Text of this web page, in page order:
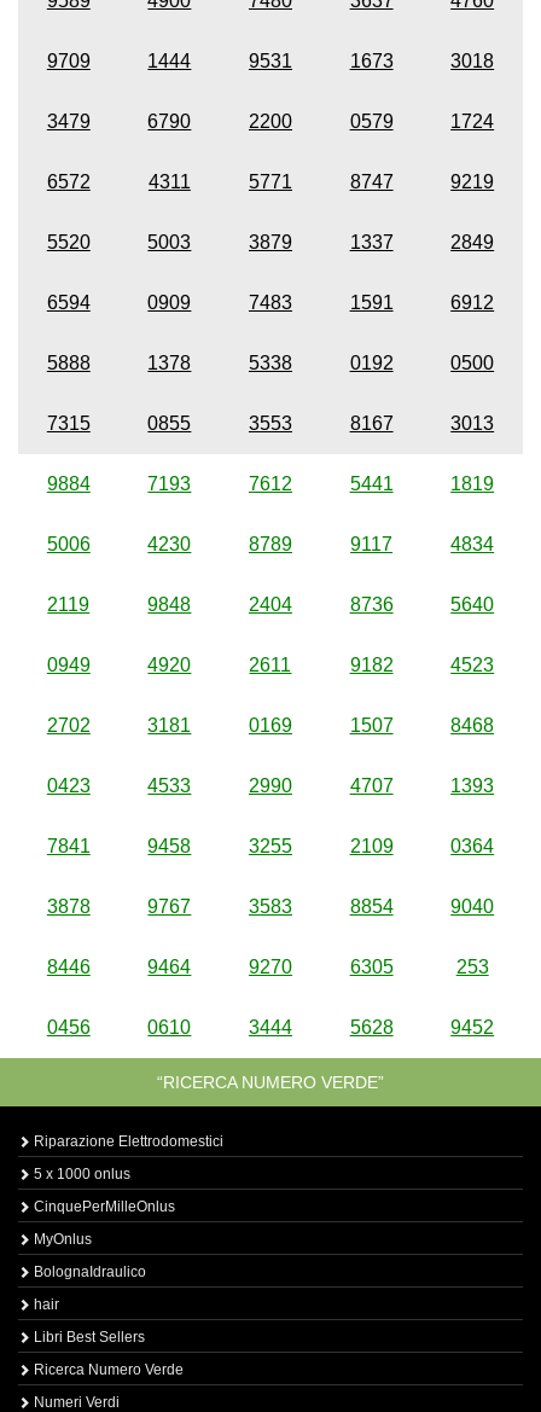
9709 1444 9531 1673 3018
3479 6790 2200 0579 1724
6572 4311 5771 8747 9219
5520 5003 3879 1337 2849
6594 0909 7483 1591 6912
5888 1378 5338 0192 0500
7315 0855 3553 8167 3013
9884 7193 7612 5441 1819
5006 4230 8789 9117 4834
2119 9848 2404 8736 5640
0949 4920 2611 9182 4523
2702 3181 0169 1507 8468
0423 4533 2990 4707 1393
7841 9458 3255 2109 0364
3878 9767 3583 8854 9040
8446 9464 9270 6305 253
0456 0610 3444 5628 9452
“RICERCA NUMERO VERDE”
Riparazione Elettrodomestici
5 x 1000 onlus
CinquePerMilleOnlus
MyOnlus
BolognaIdraulico
hair
Libri Best Sellers
Ricerca Numero Verde
Numeri Verdi